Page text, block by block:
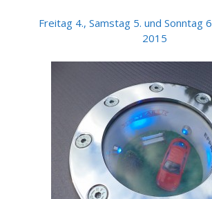
Freitag 4., Samstag 5. und Sonntag
2015